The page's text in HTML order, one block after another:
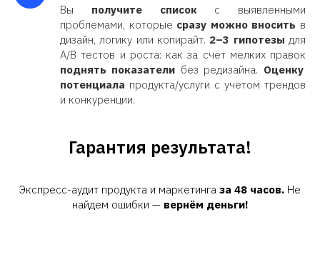
Вы получите список с выявленными
проблемами, которые сразу можно вносить в
дизайн, логику или копирайт. 2–3 гипотезы для
A/B тестов и роста: как за счёт мелких правок
поднять показатели без редизайна. Оценку
потенциала продукта/услуги с учётом трендов
и конкуренции.
Гарантия результата!
Экспресс-аудит продукта и маркетинга за 48 часов. Не
найдем ошибки — вернём деньги!